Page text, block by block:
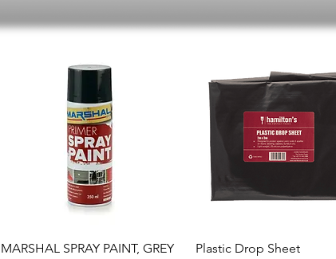
Schnellansicht
MARSHAL SPRAY PAINT, GREY
Schnellansicht
Plastic Drop Sheet